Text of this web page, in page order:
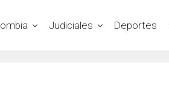
Judiciales Deportes